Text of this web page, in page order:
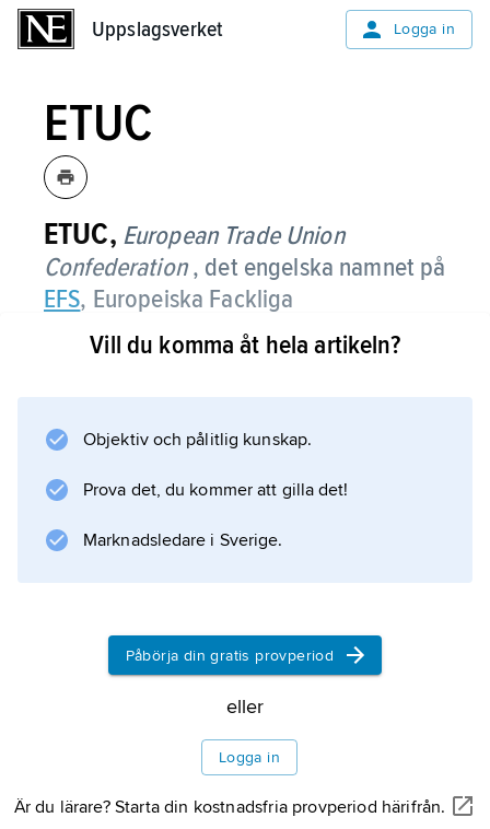
Uppslagsverket Logga in
ETUC
ETUC, European Trade Union
Confederation , det engelska namnet på
EFS, Europeiska Fackliga
Samorganisationen.
Vill du komma åt hela artikeln?
Objektiv och pålitlig kunskap.
Prova det, du kommer att gilla det!
Marknadsledare i Sverige.
Påbörja din gratis provperiod
eller
Logga in
Är du lärare? Starta din kostnadsfria provperiod härifrån.